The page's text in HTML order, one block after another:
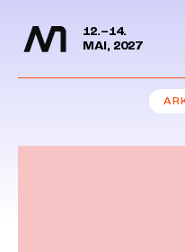
Hopp til hovedinnhold
12.–14.
MAI, 2027